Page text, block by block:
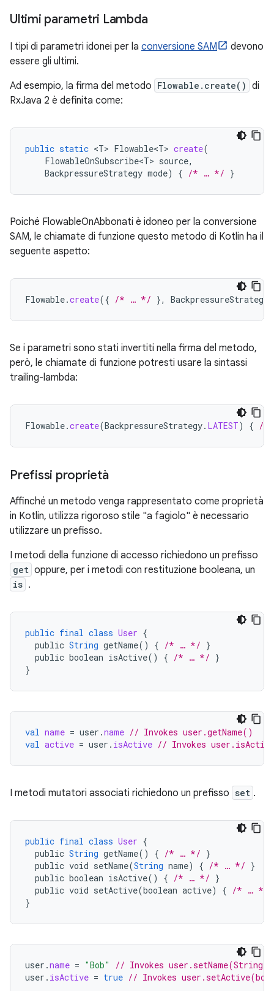
Ultimi parametri Lambda
I tipi di parametri idonei per la conversione SAM
devono
essere gli ultimi.
Ad esempio, la firma del metodo Flowable.create() di
RxJava 2 è definita come:
public static <T> Flowable<T> create(
FlowableOnSubscribe<T> source,
BackpressureStrategy mode) { /* … */ }
Poiché FlowableOnAbbonati è idoneo per la conversione
SAM, le chiamate di funzione questo metodo di Kotlin ha il
seguente aspetto:
Flowable.create({ /* … */ }, BackpressureStrategy
Se i parametri sono stati invertiti nella firma del metodo,
però, le chiamate di funzione potresti usare la sintassi
trailing-lambda:
Flowable.create(BackpressureStrategy. LATEST) { /*
Prefissi proprietà
Affinché un metodo venga rappresentato come proprietà
in Kotlin, utilizza rigoroso stile "a fagiolo" è necessario
utilizzare un prefisso.
I metodi della funzione di accesso richiedono un prefisso
get oppure, per i metodi con restituzione booleana, un
is .
public final class User {
public String getName() { /* … */ }
public boolean isActive() { /* … */ }
}
val name = user .name // Invokes user.getName()
val active = user . isActive // Invokes
I metodi mutatori associati richiedono un prefisso set .
public final class User {
public String getName() { /* … */ }
public void setName(String name) { /* … */ }
public boolean isActive() { /* … */ }
public void setActive(boolean active) { /* … */
}
user .name = "Bob"
// Invokes user.setName(String)
user . isActive = true // Invokes